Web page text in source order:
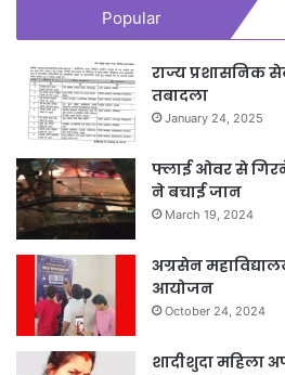
Popular
राज्य प्रशासनिक
तबादला
January 24, 2025
फ्लाई ओवर से
ने बचाई जान
March 19, 2024
अग्रसेन
आयोजन
October 24, 2024
शादीशुदा महिला